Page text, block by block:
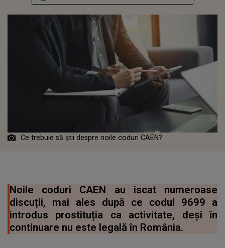
Ce trebuie să știi despre noile coduri CAEN?
Noile coduri CAEN au iscat numeroase
discuții, mai ales după ce codul 9699 a
introdus prostituția ca activitate, deși în
continuare nu este legală în România.